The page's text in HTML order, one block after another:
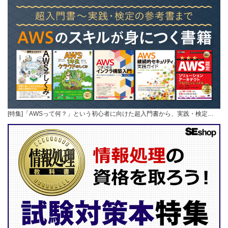
[特集]「AWSって何？」という初心者に向けた超入門書から、実践・検定…